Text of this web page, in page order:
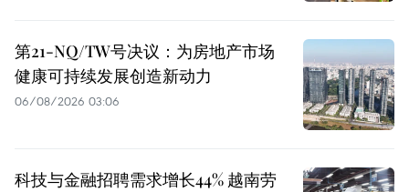
第21-NQ/TW号决议：为房地产市场
健康可持续发展创造新动力
06/08/2026 03:06
科技与金融招聘需求增长44% 越南劳